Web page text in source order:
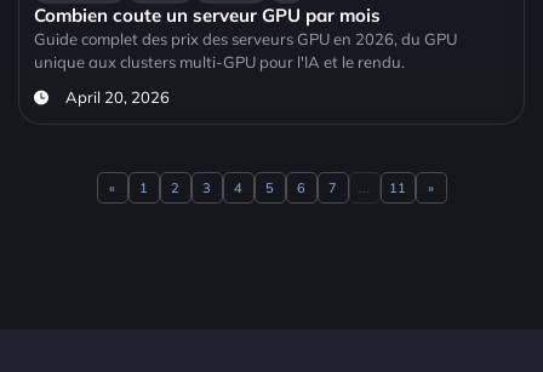
Combien coute un serveur GPU par mois
Guide complet des prix des serveurs GPU en 2026, du GPU
unique aux clusters multi-GPU pour l'IA et le rendu.
April 20, 2026
«Previous
1 2 3 4 5 6 7 11 Next
»